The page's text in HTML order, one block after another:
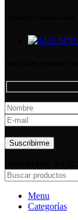
Menu
Categorías